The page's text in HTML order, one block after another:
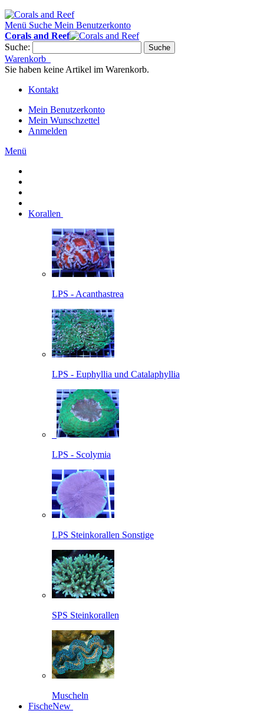
Menü Suche Mein Benutzerkonto
Corals and Reef
Suche:
Suche
Warenkorb
Sie haben keine Artikel im Warenkorb.
Kontakt
Mein Benutzerkonto
Mein Wunschzettel
Anmelden
Menü
Korallen
LPS - Acanthastrea
LPS - Euphyllia und Catalaphyllia
LPS - Scolymia
LPS Steinkorallen Sonstige
SPS Steinkorallen
Muscheln
FischeNew